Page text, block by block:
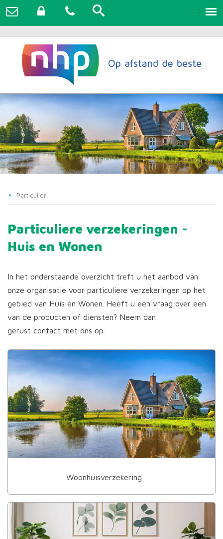
Particulier
Particuliere verzekeringen -
Huis en Wonen
In het onderstaande overzicht treft u het aanbod van
onze organisatie voor particuliere verzekeringen op het
gebied van Huis en Wonen. Heeft u een vraag over een
van de producten of diensten? Neem dan
gerust contact met ons op.
Woonhuisverzekering